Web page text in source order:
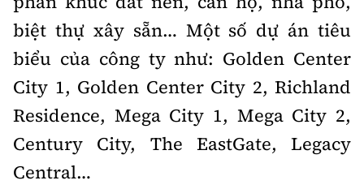
biệt thự xây sẵn… Một số dự án tiêu
biểu của công ty như: Golden Center
City 1, Golden Center City 2, Richland
Residence, Mega City 1, Mega City 2,
Century City, The EastGate, Legacy
Central…